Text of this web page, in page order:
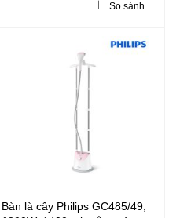
So sánh
Bàn là cây Philips GC485/49,